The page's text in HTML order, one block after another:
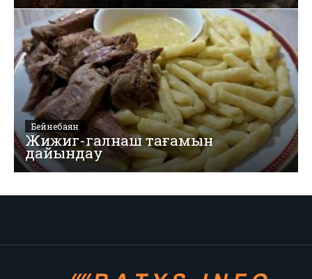
Бейнебаян
Жижиг-галнаш тағамын
дайындау